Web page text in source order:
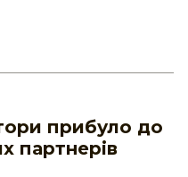
прибуло до
партнерів